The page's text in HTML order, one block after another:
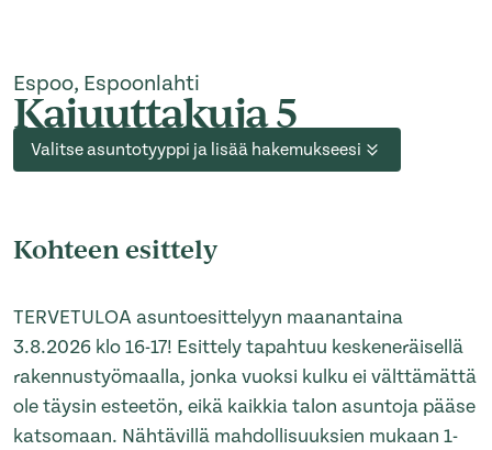
Espoo, Espoonlahti
Kajuuttakuja 5
Valitse asuntotyyppi ja lisää hakemukseesi
Kohteen esittely
TERVETULOA asuntoesittelyyn maanantaina
3.8.2026 klo 16-17! Esittely tapahtuu keskeneräisellä
rakennustyömaalla, jonka vuoksi kulku ei välttämättä
ole täysin esteetön, eikä kaikkia talon asuntoja pääse
katsomaan. Nähtävillä mahdollisuuksien mukaan 1-